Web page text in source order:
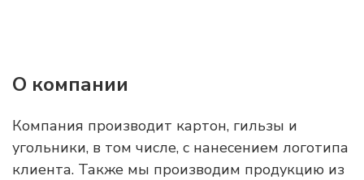
О компании
Компания производит картон, гильзы и
угольники, в том числе, с нанесением логотипа
клиента. Также мы производим продукцию из